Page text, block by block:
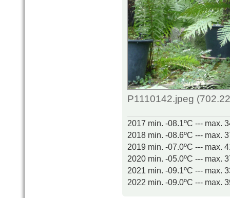
P1110142.jpeg
2017 min. -08.1ºC --- max.
2018 min. -08.6ºC --- max.
2019 min. -07.0ºC --- max.
2020 min. -05.0ºC --- max.
2021 min. -09.1ºC --- max.
2022 min. -09.0ºC --- max.